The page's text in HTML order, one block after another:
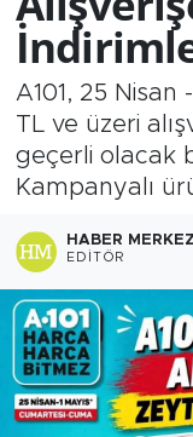
A101, 25 Nisan
TL ve üzeri
geçerli olacak
Kampanyalı
HABER MERKEZI
EDITÖR
İş ve
Moda-
Sağlık
Spor
Teknoloji
Şampiyonlar
Tüm
Son Dakika